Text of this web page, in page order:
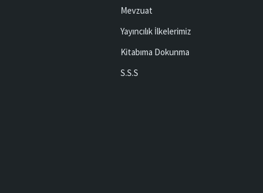
Mevzuat
Yayıncılık İlkelerimiz
Kitabıma Dokunma
S.S.S